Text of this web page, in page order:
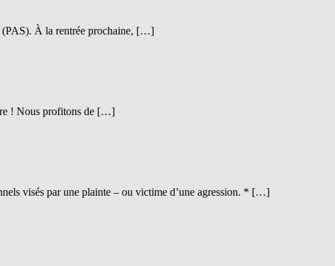
(PAS). À la rentrée prochaine, […]
! Nous profitons de […]
visés par une plainte – ou victime d’une agression. * […]